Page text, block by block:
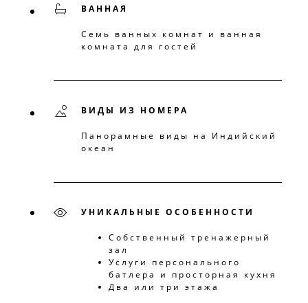
ВАННАЯ
Семь ванных комнат и ванная
комната для гостей
ВИДЫ ИЗ НОМЕРА
Панорамные виды на Индийский
океан
УНИКАЛЬНЫЕ ОСОБЕННОСТИ
Собственный тренажерный
зал
Услуги персонального
батлера и просторная кухня
Два или три этажа